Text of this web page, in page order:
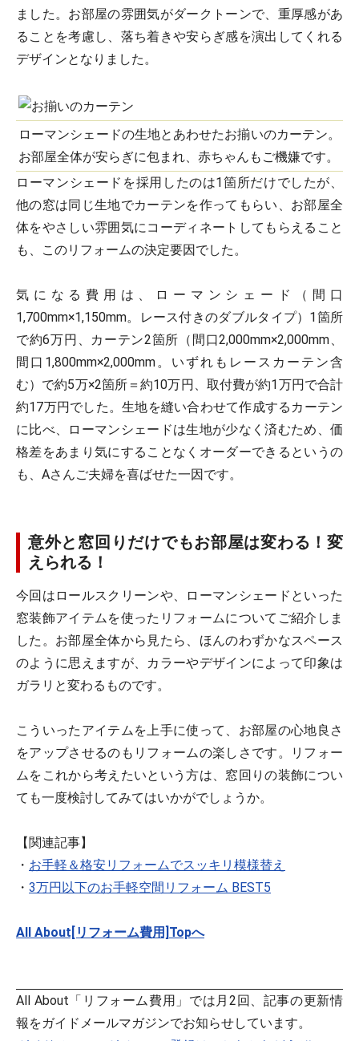
ました。お部屋の雰囲気がダークトーンで、重厚感があ
ることを考慮し、落ち着きや安らぎ感を演出してくれる
デザインとなりました。
ローマンシェードの生地とあわせたお揃いのカーテン。
お部屋全体が安らぎに包まれ、赤ちゃんもご機嫌です。
ローマンシェードを採用したのは1箇所だけでしたが、
他の窓は同じ生地でカーテンを作ってもらい、お部屋全
体をやさしい雰囲気にコーディネートしてもらえること
も、このリフォームの決定要因でした。
気になる費用は、ローマンシェード（間口
1,700mm×1,150mm。レース付きのダブルタイプ）1箇所
で約6万円、カーテン2箇所（間口2,000mm×2,000mm、
間口1,800mm×2,000mm。いずれもレースカーテン含
む）で約5万×2箇所＝約10万円、取付費が約1万円で合計
約17万円でした。生地を縫い合わせて作成するカーテン
に比べ、ローマンシェードは生地が少なく済むため、価
格差をあまり気にすることなくオーダーできるというの
も、Aさんご夫婦を喜ばせた一因です。
意外と窓回りだけでもお部屋は変わる！変
えられる！
今回はロールスクリーンや、ローマンシェードといった
窓装飾アイテムを使ったリフォームについてご紹介しま
した。お部屋全体から見たら、ほんのわずかなスペース
のように思えますが、カラーやデザインによって印象は
ガラリと変わるものです。
こういったアイテムを上手に使って、お部屋の心地良さ
をアップさせるのもリフォームの楽しさです。リフォー
ムをこれから考えたいという方は、窓回りの装飾につい
ても一度検討してみてはいかがでしょうか。
【関連記事】
・ お手軽＆格安リフォームでスッキリ模様替え
・ 3万円以下のお手軽空間リフォーム BEST5
All About[リフォーム費用]Topへ
All About「リフォーム費用」では月2回、記事の更新情
報をガイドメールマガジンでお知らせしています。